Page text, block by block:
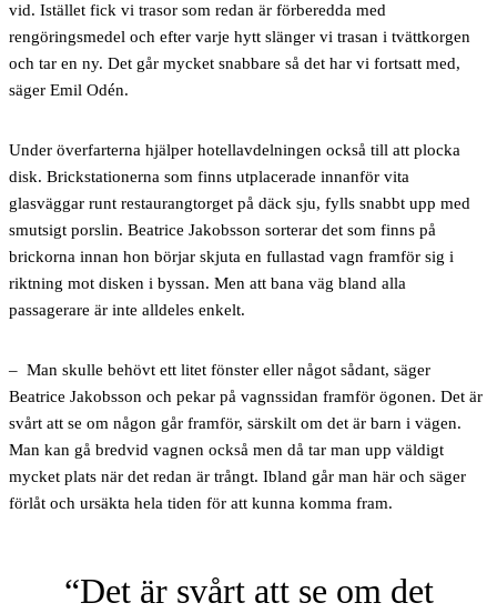
vid. Istället fick vi trasor som redan är förberedda med
rengöringsmedel och efter varje hytt slänger vi trasan i tvättkorgen
och tar en ny. Det går mycket snabbare så det har vi fortsatt med,
säger Emil Odén.
Under överfarterna hjälper hotellavdelningen också till att plocka
disk. Brickstationerna som finns utplacerade innanför vita
glasväggar runt restaurangtorget på däck sju, fylls snabbt upp med
smutsigt porslin. Beatrice Jakobsson sorterar det som finns på
brickorna innan hon börjar skjuta en fullastad vagn framför sig i
riktning mot disken i byssan. Men att bana väg bland alla
passagerare är inte alldeles enkelt.
– Man skulle behövt ett litet fönster eller något sådant, säger
Beatrice Jakobsson och pekar på vagnssidan framför ögonen. Det är
svårt att se om någon går framför, särskilt om det är barn i vägen.
Man kan gå bredvid vagnen också men då tar man upp väldigt
mycket plats när det redan är trångt. Ibland går man här och säger
förlåt och ursäkta hela tiden för att kunna komma fram.
Det är svårt att se om det